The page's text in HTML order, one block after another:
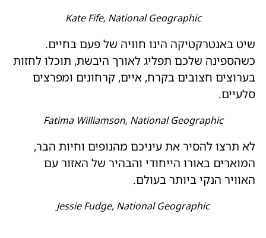
Kate Fife, National Geographic
שיט באנטרקטיקה הינו חוויה של פעם בחיים.
כשהספינה שלכם תפליג לאורך היבשת, תוכלו לחזות
בערוצים חצובים בקרח, איים, קרחונים ומפרצים
סלעיים.
Fatima Williamson, National Geographic
לא תרצו להסיר את עיניכם מהנופים וחיות הבר,
המוארים באורו הייחודי והבהיר של האזור עם
האוויר הנקי ביותר בעולם.
Jessie Fudge, National Geographic